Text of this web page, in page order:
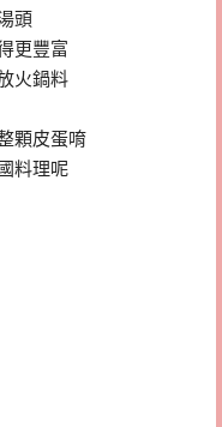
頭
更豐富
火鍋料
顆皮蛋唷
料理呢